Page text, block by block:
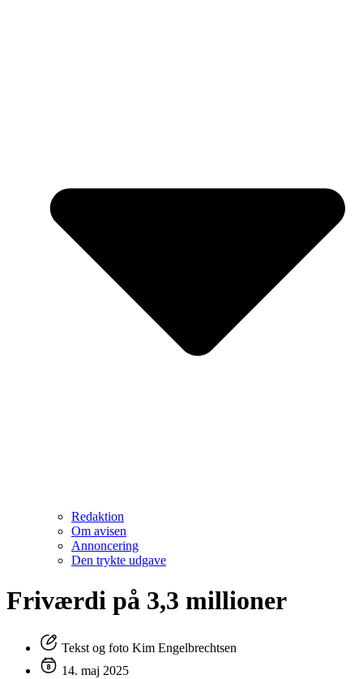
Redaktion
Om avisen
Annoncering
Den trykte udgave
Friværdi på 3,3 millioner
Tekst og foto Kim Engelbrechtsen
14. maj 2025